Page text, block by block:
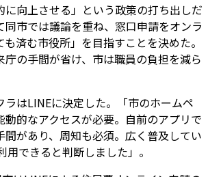
に向上させる」という政策の打ち出しだ
同市では議論を重ね、窓口申請をオンラ
済む市役所」を目指すことを決めた。
庁の手間が省け、市は職員の負担を減ら
ラはLINEに決定した。「市のホームペ
動的なアクセスが必要。自前のアプリで
間があり、周知も必須。広く普及してい
用できると判断しました」。